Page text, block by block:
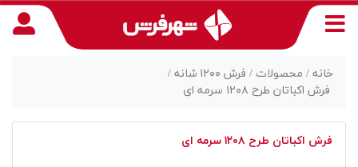
خانه / محصولات / فرش ۱۲۰۰ شانه /
فرش اکباتان طرح ۱۲۰۸ سرمه ای
فرش اکباتان طرح ۱۲۰۸ سرمه ای